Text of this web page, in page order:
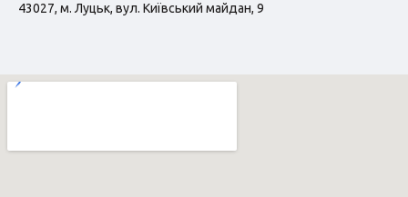
43027, м. Луцьк, вул. Київський майдан, 9